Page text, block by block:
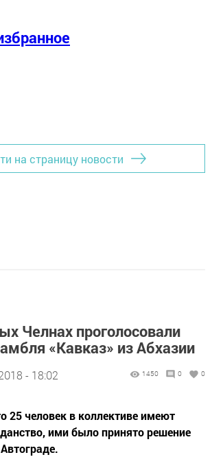
на страницу новости
Челнах проголосовали
«Кавказ» из Абхазии
- 18:02 1450 0 0
25 человек в коллективе имеют
ими было принято решение